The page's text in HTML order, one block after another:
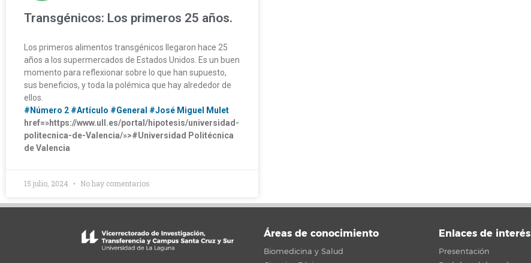
Transgénicos: Los primeros 25 años.
Los primeros alimentos transgénicos llegaron hace 25
años a los supermercados de Estados Unidos. Es un buen
momento para reflexionar sobre lo que han supuesto,
sus beneficios, y toda la polémica que hay alrededor de
ellos.
#Número 2 #Artículo #General #José Miguel Mulet
href=»https://www.ull.es/portal/hipotesis/universidad-
politecnica-de-Valencia/»>#Universidad Politécnica
de Valencia
15 julio, 2024 No hay comentarios
Áreas de conocimiento
Biomedicina y Salud
Enlaces de interés
Presentación